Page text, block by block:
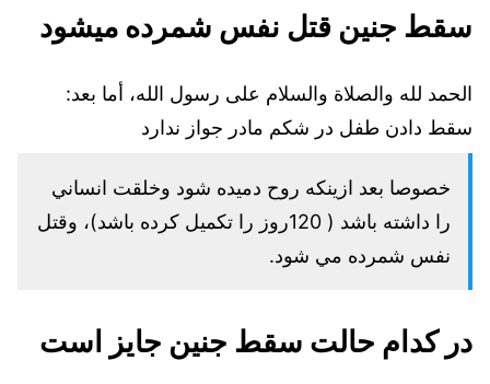
سقط جنین قتل نفس شمرده میشود
الحمد لله والصلاة والسلام على رسول الله، أما بعد:
سقط دادن طفل در شكم مادر جواز ندارد
خصوصا بعد ازينكه روح دميده شود وخلقت انساني
را داشته باشد ( 120روز را تكميل كرده باشد)، وقتل
نفس شمرده مي شود.
در کدام حالت سقط جنین جایز است